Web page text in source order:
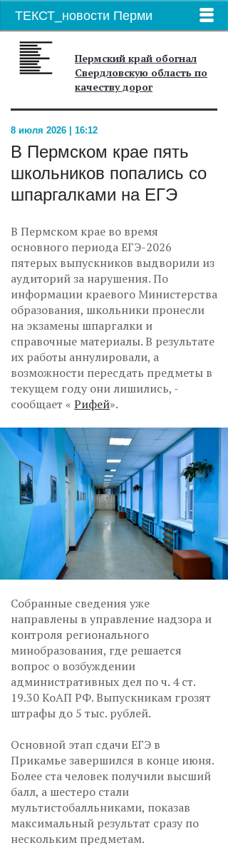
ТЕКСТ_новости Перми
Пермский край обогнал
Свердловскую область по
качеству дорог
8 июля 2026 | 16:12
В Пермском крае пять
школьников попались со
шпаргалками на ЕГЭ
В Пермском крае во время
основного периода ЕГЭ-2026
пятерых выпускников выдворили из
аудиторий за нарушения. По
информации краевого Министерства
образования, школьники пронесли
на экзамены шпаргалки и
справочные материалы. В результате
их работы аннулировали, а
возможности пересдать предметы в
текущем году они лишились, -
сообщает « Рифей».
Собранные сведения уже
направлены в управление надзора и
контроля регионального
минобразования, где решается
вопрос о возбуждении
административных дел по ч. 4 ст.
19.30 КоАП РФ. Выпускникам грозят
штрафы до 5 тыс. рублей.
Основной этап сдачи ЕГЭ в
Прикамье завершился в конце июня.
Более ста человек получили высший
балл, а шестеро стали
мультистобалльниками, показав
максимальный результат сразу по
нескольким предметам.